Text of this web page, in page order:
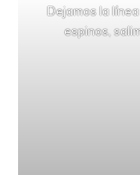
Dejamos la
espinos,